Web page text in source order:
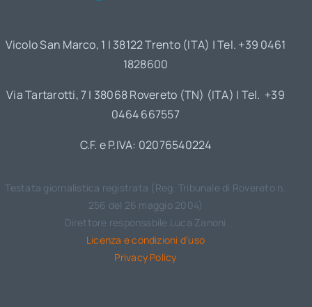
Vicolo San Marco, 1 | 38122 Trento (ITA) | Tel. +39 0461
1828600
Via Tartarotti, 7 | 38068 Rovereto (TN) (ITA) | Tel. +39
0464 667557
C.F. e P.IVA: 02076540224
Testata giornalistica registrata (Reg. Tribunale di Rovereto n.
256 del 26 maggio 2004)
Direttore responsabile Luca Zanoni
Licenza e condizioni d’uso
Privacy Policy